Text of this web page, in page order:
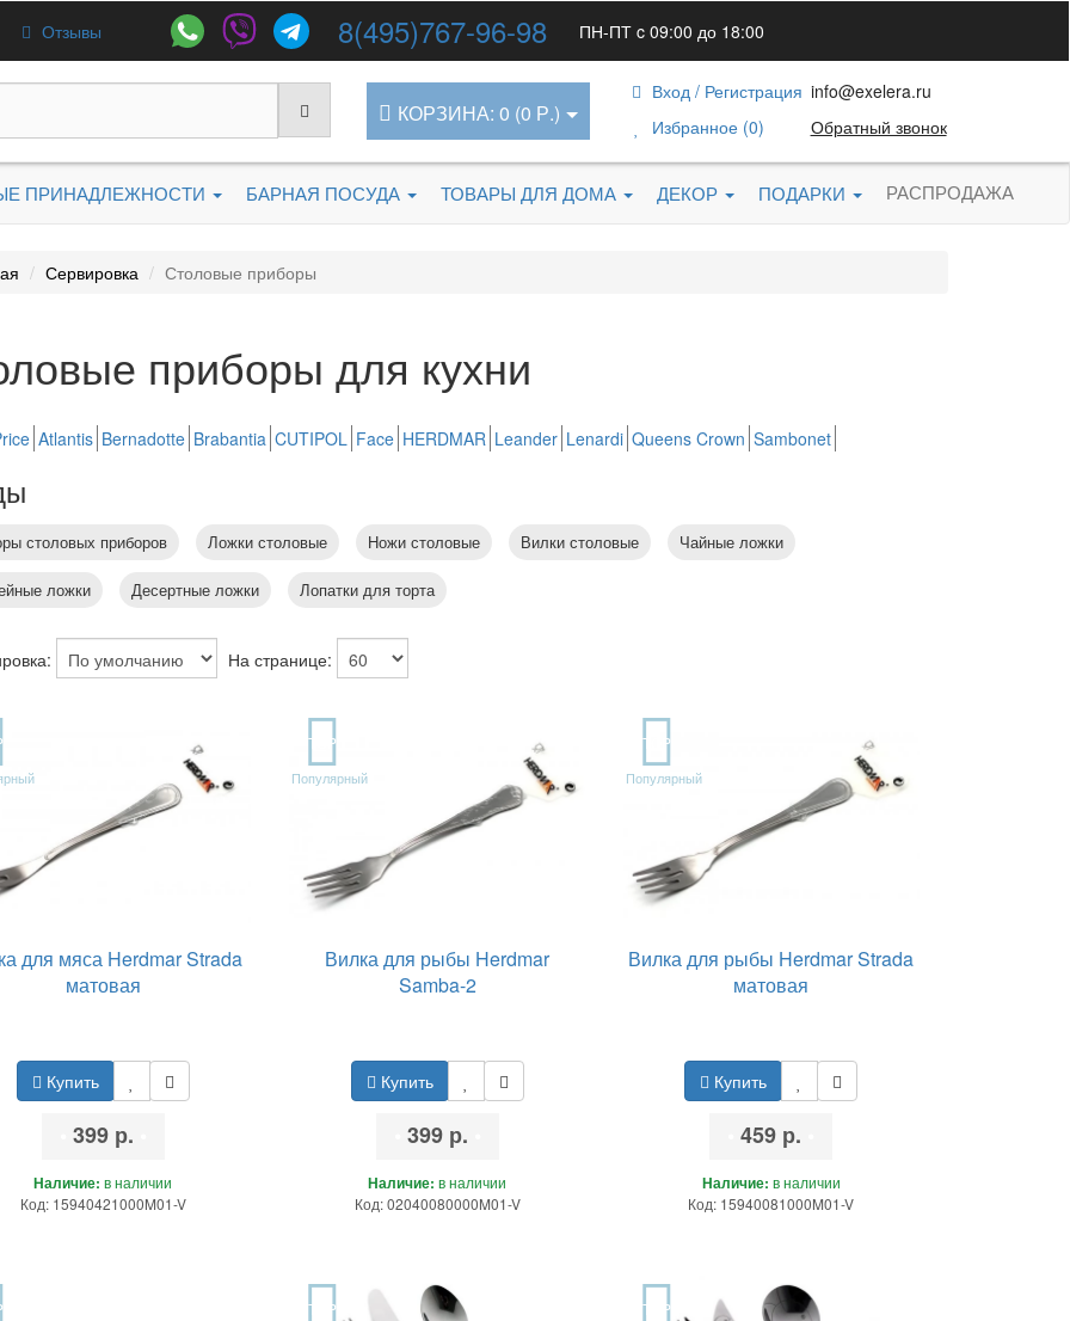
Отзывы 8(495)767-96-98 ПН-ПТ c 09:00 до 18:00
КОРЗИНА: 0 (0 Р.)
Вход / Регистрация
Избранное (0)
info@exelera.ru
Обратный звонок
ПРИНАДЛЕЖНОСТИ БАРНАЯ ПОСУДА ТОВАРЫ ДЛЯ ДОМА ДЕКОР ПОДАРКИ РАСПРОДАЖА
Сервировка Столовые приборы
приборы для кухни
Atlantis Bernadotte Brabantia CUTIPOL Face HERDMAR Leander Lenardi Queens Crown Sambonet
столовых приборов Ложки столовые Ножи столовые Вилки столовые Чайные ложки
ложки Десертные ложки Лопатки для торта
На странице:
для мяса Herdmar Strada
матовая
Купить
399 р.
Наличие: в наличии
Код: 15940421000M01-V
TOP
Популярный
Вилка для рыбы Herdmar
Samba-2
Купить
399 р.
Наличие: в наличии
Код: 02040080000M01-V
TOP
Популярный
Вилка для рыбы Herdmar Strada
матовая
Купить
459 р.
Наличие: в наличии
Код: 15940081000M01-V
TOP TOP